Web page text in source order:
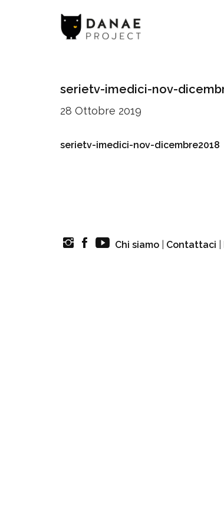
serietv-imedici-nov-
28 Ottobre 2019
serietv-imedici-nov-dicembre2018
Chi siamo Contattaci